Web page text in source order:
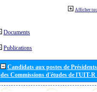
Afficher
Documents
Publications
Candidats aux postes de
des Commissions d'études de l'UIT-